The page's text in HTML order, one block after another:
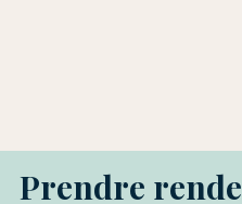
Prendre